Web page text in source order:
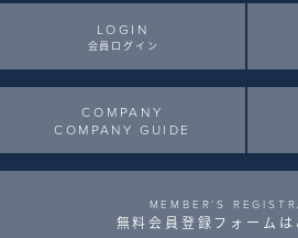
西友サンシャイン西友店まで約
LOGIN
会員ログイン
COMPANY
COMPANY GUIDE
MEMBER’S
無料会員登録フォームは